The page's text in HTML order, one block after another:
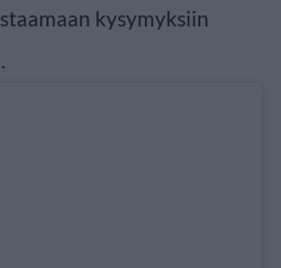
kysymyksiin